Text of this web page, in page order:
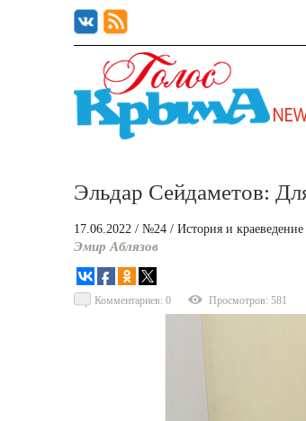
Эльдар Сейдаметов:
17.06.2022 / №24 / История и краеведение
Эмир Аблязов
Комментариев: 0 Просмотров: 581